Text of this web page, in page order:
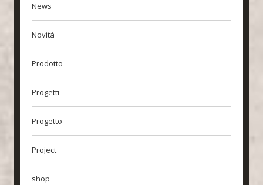
News
Novità
Prodotto
Progetti
Progetto
Project
shop